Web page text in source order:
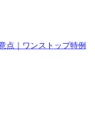
点｜ワンストップ特例